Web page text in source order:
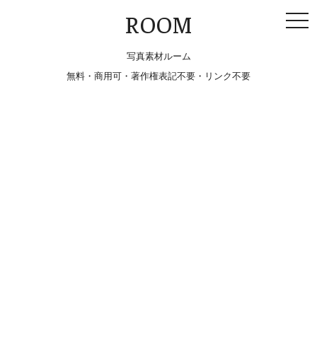
ROOM
写真素材ルーム
無料・商用可・著作権表記不要・リンク不要